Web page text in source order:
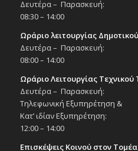
Δευτέρα – Παρασκευή:
08:30 – 14:00
Ωράριο λειτουργίας
Δευτέρα – Παρασκευή:
08:00 – 14:00
Ωράριο Λειτουργίας Τεχνικού
Δευτέρα – Παρασκευή:
Τηλεφωνική Εξυπηρέτηση &
Κατ’ ιδίαν Εξυπηρέτηση:
12:00 – 14:00
Επισκέψεις Κοινού στον